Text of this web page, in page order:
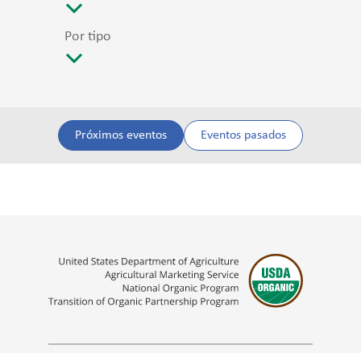
Por tipo
Próximos eventos Eventos pasados